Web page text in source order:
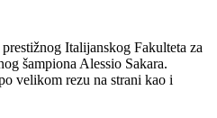
Italijanskog Fakulteta za
šampiona Alessio Sakara.
velikom rezu na strani kao i